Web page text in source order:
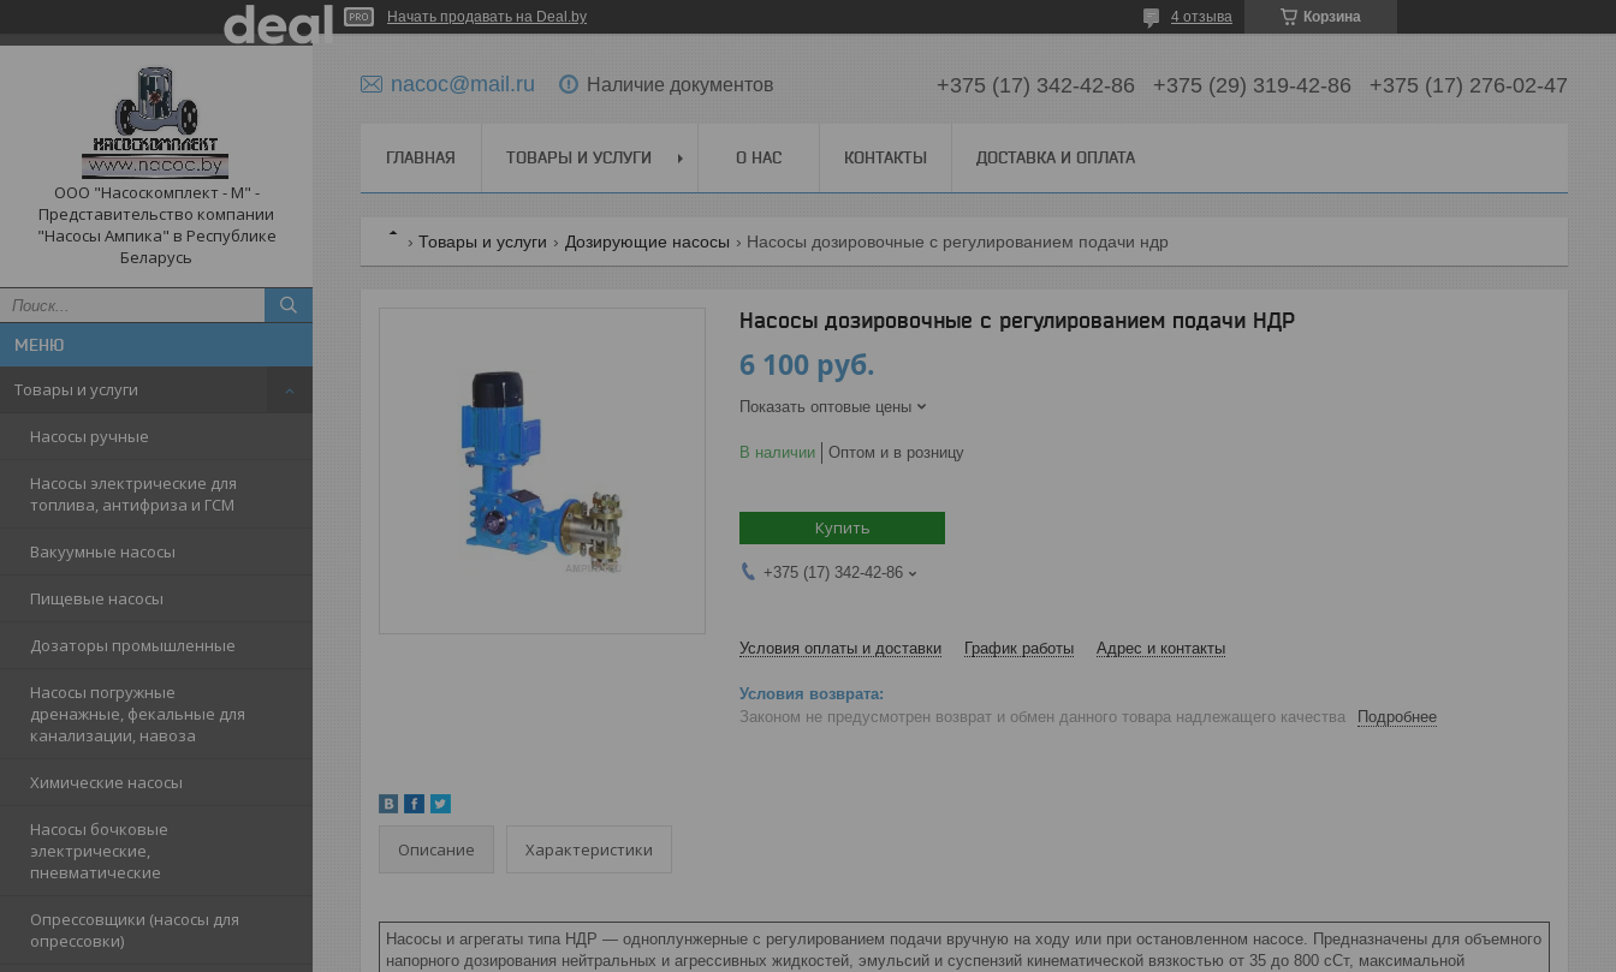
Начать продавать на Deal.by Корзина
4 отзыва
ООО "Насоскомплект - М" -
Представительство компании
"Насосы Ампика" в Республике
Беларусь
Товары и услуги
Насосы ручные
Насосы электрические для
топлива, антифриза и ГСМ
Вакуумные насосы
Пищевые насосы
Дозаторы промышленные
Насосы погружные
дренажные, фекальные для
канализации, навоза
Химические насосы
Насосы бочковые
электрические,
пневматические
Опрессовщики (насосы для
опрессовки)
nacoc@mail.ru Наличие документов +375 (17) 342-42-86 +375 (29) 319-42-86 +375 (17) 276-02-47
ГЛАВНАЯ ТОВАРЫ И УСЛУГИ О НАС КОНТАКТЫ ДОСТАВКА И ОПЛАТА
Товары и услуги Дозирующие насосы Насосы дозировочные с регулированием подачи ндр
Насосы дозировочные с регулированием подачи НДР
6 100 руб.
Показать оптовые цены
В наличии Оптом и в розницу
Купить
+375 (17) 342-42-86
Условия оплаты и доставки График работы Адрес и контакты
Законом не предусмотрен возврат и обмен данного товара надлежащего качества Подробнее
Описание Характеристики
Насосы и агрегаты типа НДР — одноплунжерные с регулированием подачи вручную на ходу или при остановленном насосе. Предназначены для объемного
напорного дозирования нейтральных и агрессивных жидкостей, эмульсий и суспензий кинематической вязкостью от 35 до 800 сСт, максимальной